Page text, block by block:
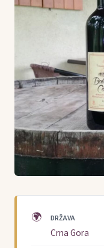
🌍 DRŽAVA
Crna Gora